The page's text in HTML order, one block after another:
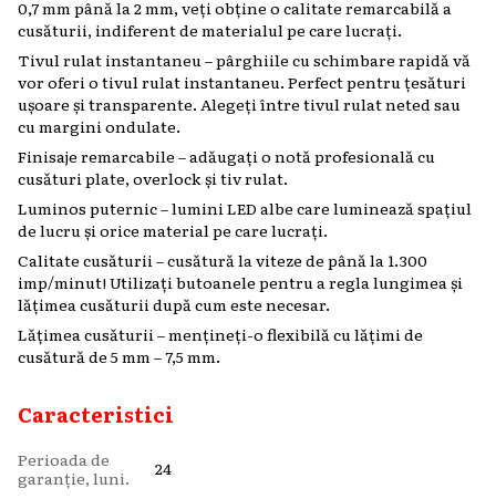
0,7 mm până la 2 mm, veți obține o calitate remarcabilă a
cusăturii, indiferent de materialul pe care lucrați.
Tivul rulat instantaneu – pârghiile cu schimbare rapidă vă
vor oferi o tivul rulat instantaneu. Perfect pentru țesături
ușoare și transparente. Alegeți între tivul rulat neted sau
cu margini ondulate.
Finisaje remarcabile – adăugați o notă profesională cu
cusături plate, overlock și tiv rulat.
Luminos puternic – lumini LED albe care luminează spațiul
de lucru și orice material pe care lucrați.
Calitate cusăturii – cusătură la viteze de până la 1.300
imp/minut! Utilizați butoanele pentru a regla lungimea și
lățimea cusăturii după cum este necesar.
Lățimea cusăturii – mențineți-o flexibilă cu lățimi de
cusătură de 5 mm – 7,5 mm.
Caracteristici
Perioada de
garanție, luni.
24